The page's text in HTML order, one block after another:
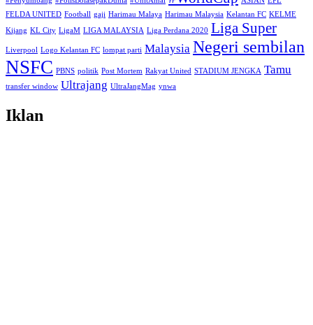
FELDA UNITED Football gaji Harimau Malaya Harimau Malaysia Kelantan FC KELME
Kijang KL City LigaM LIGA MALAYSIA Liga Perdana 2020 Liga Super
Liverpool Logo Kelantan FC lompat parti Malaysia Negeri sembilan
NSFC PBNS politik Post Mortem Rakyat United STADIUM JENGKA Tamu
transfer window Ultrajang UltraJangMag ynwa
Iklan